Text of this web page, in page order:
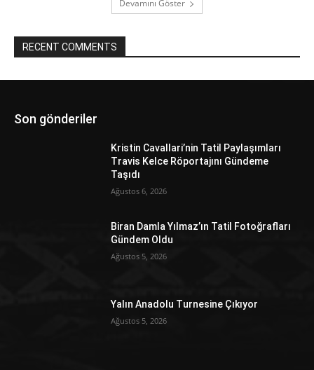
Devamını Göster
RECENT COMMENTS
Son gönderiler
Kristin Cavallari’nin Tatil Paylaşımları
Travis Kelce Röportajını Gündeme
Taşıdı
Ağustos 6, 2026
Biran Damla Yılmaz’ın Tatil Fotoğrafları
Gündem Oldu
Ağustos 5, 2026
Yalın Anadolu Turnesine Çıkıyor
Ağustos 5, 2026